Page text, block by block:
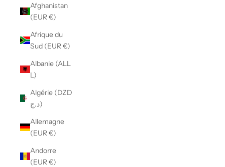
Afghanistan
(EUR €)
Afrique du
Sud (EUR €)
Albanie (ALL
L)
Algérie (DZD
د.ج)
Allemagne
(EUR €)
Andorre
(EUR €)